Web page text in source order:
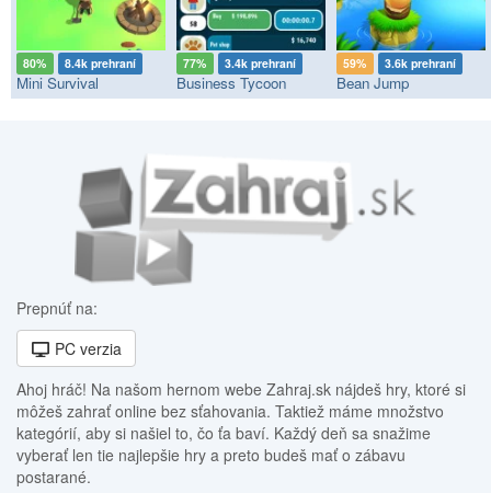
80% 8.4k prehraní
Mini Survival
77% 3.4k prehraní
Business Tycoon
59% 3.6k prehraní
Bean Jump
Prepnúť na:
PC verzia
Ahoj hráč! Na našom hernom webe Zahraj.sk nájdeš hry, ktoré si
môžeš zahrať online bez sťahovania. Taktiež máme množstvo
kategórií, aby si našiel to, čo ťa baví. Každý deň sa snažime
vyberať len tie najlepšie hry a preto budeš mať o zábavu
postarané.